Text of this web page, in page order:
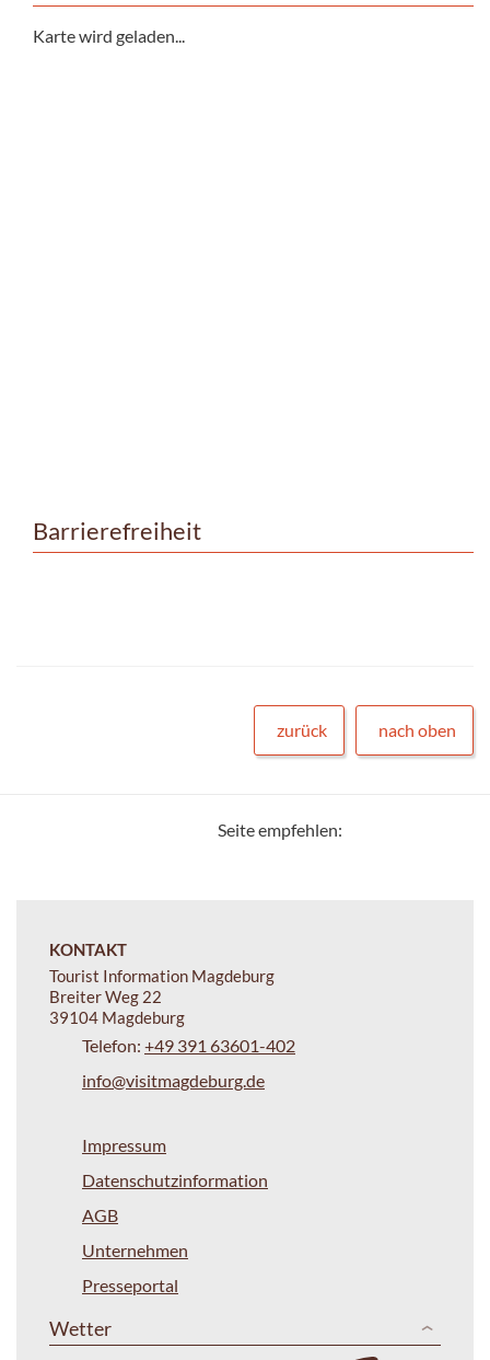
Karte wird geladen...
Barrierefreiheit
zurück nach oben
Seite empfehlen:
KONTAKT
Tourist Information Magdeburg
Breiter Weg 22
39104 Magdeburg
Telefon: +49 391 63601-402
info@visitmagdeburg.de
Impressum
Datenschutzinformation
AGB
Unternehmen
Presseportal
Wetter